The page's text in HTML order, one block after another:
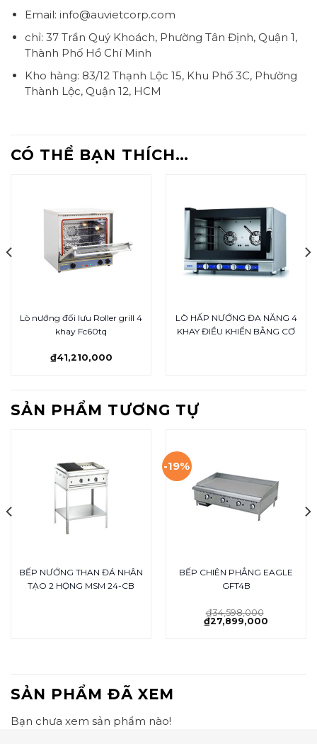
Email: info@auvietcorp.com
chỉ: 37 Trần Quý Khoách, Phường Tân Định, Quận 1,
Thành Phố Hồ Chí Minh
Kho hàng: 83/12 Thạnh Lộc 15, Khu Phố 3C, Phường
Thành Lộc, Quận 12, HCM
CÓ THỂ BẠN THÍCH…
Lò nướng đối lưu Roller grill 4
khay Fc60tq
₫41,210,000
LÒ HẤP NƯỚNG ĐA NĂNG 4
KHAY ĐIỀU KHIỂN BẰNG CƠ
SẢN PHẨM TƯƠNG TỰ
BẾP NƯỚNG THAN ĐÁ NHÂN
TẠO 2 HỌNG MSM 24-CB
-19%
BẾP CHIÊN PHẲNG EAGLE
GFT4B
₫34,598,000
₫27,899,000
SẢN PHẨM ĐÃ XEM
Bạn chưa xem sản phẩm nào!